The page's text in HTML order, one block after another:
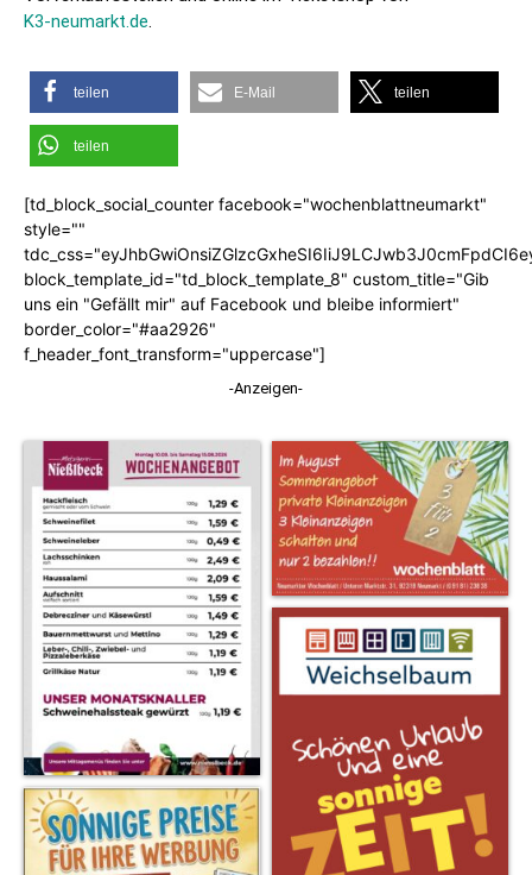
K3-neumarkt.de.
teilen E-Mail teilen
teilen
[td_block_social_counter facebook="wochenblattneumarkt"
style=""
block_template_id="td_block_template_8" custom_title="Gib
uns ein "Gefällt mir" auf Facebook und bleibe informiert"
border_color="#aa2926"
f_header_font_transform="uppercase"]
-Anzeigen-